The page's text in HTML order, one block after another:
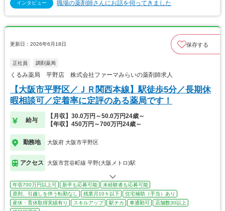
インタビュー 職場の薬剤師さんにお話を伺ってきました
更新日：2026年6月18日 保存する
正社員 調剤薬局
くるみ薬局 平野店 株式会社ファーマみらいの薬剤師求人
【大阪市平野区／ＪＲ関西本線】駅徒歩5分／長期休
暇相談可／定着率に定評のある薬局です！
給与
【月収】30.0万円～50.0万円24歳～
【年収】450万円～700万円24歳～
勤務地 大阪府 大阪市平野区
アクセス 大阪市営谷町線 平野(大阪メトロ)駅
年収700万円以上可 新卒も応募可能
未経験者も応募可能
原則、引越しを伴う転勤なし
残業月10ｈ以下
住宅補助（手当）あり
産休・育休取得実績有り
スキルアップ 駅チカ 車通勤可
店舗数30以上